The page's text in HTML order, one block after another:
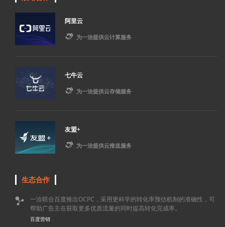
阿里云
 为一洽提供云计算服务
七牛云
 为一洽提供云存储服务
友盟+
 为一洽提供云推送服务
生态合作

一洽联合百度推出OCPC，采用更科学的转化率预估机制的准确性，可
帮助广告主在获取更多优质流量的同时提高转化完成率。
百度营销